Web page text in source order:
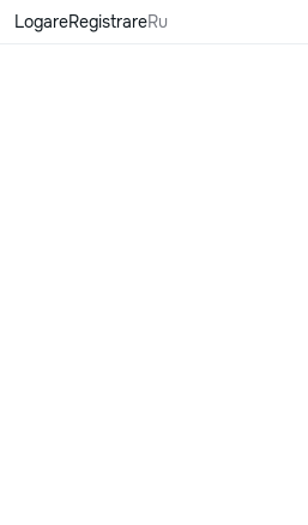
LogareRegistrareRu